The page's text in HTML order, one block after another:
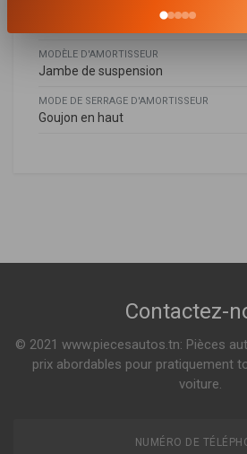
MODÈLE D'AMORTISSEUR
Jambe de suspension
MODE DE SERRAGE D'AMORTISSEUR
Goujon en haut
Voir plus
XDRIVE 20 I 184ch ( 04-2014 > 03-2018 )
Voir plus
Contactez-
© 2021 www.piecesautos.tn: Pièces
prix abordables pour pratiquement
voiture.
NUMÉRO DE